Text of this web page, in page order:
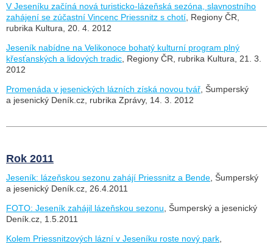
V Jeseníku začíná nová turisticko-lázeňská sezóna, slavnostního
zahájení se zúčastní Vincenc Priessnitz s chotí , Regiony ČR,
rubrika Kultura, 20. 4. 2012
Jeseník nabídne na Velikonoce bohatý kulturní program plný
křesťanských a lidových tradic , Regiony ČR, rubrika Kultura, 21. 3.
2012
Promenáda v jesenických lázních získá novou tvář , Šumperský
a jesenický Deník.cz, rubrika Zprávy, 14. 3. 2012
Rok 2011
Jeseník: lázeňskou sezonu zahájí Priessnitz a Bende , Šumperský
a jesenický Deník.cz, 26.4.2011
FOTO: Jeseník zahájil lázeňskou sezonu , Šumperský a jesenický
Deník.cz, 1.5.2011
Kolem Priessnitzových lázní v Jeseníku roste nový park